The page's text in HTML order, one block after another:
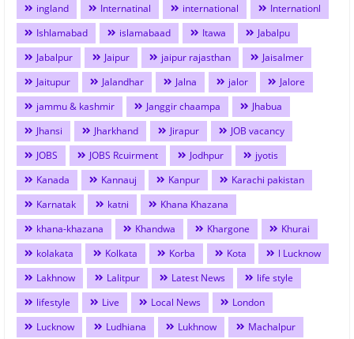
ingland
Internatinal international
Internationl
Ishlamabad
islamabaad Itawa
Jabalpu
Jabalpur
Jaipur jaipur rajasthan
Jaisalmer
Jaitupur
Jalandhar Jalna jalor
Jalore
jammu & kashmir
Janggir chaampa
Jhabua
Jhansi
Jharkhand Jirapur
JOB vacancy
JOBS
JOBS Rcuirment Jodhpur
jyotis
Kanada
Kannauj Kanpur
Karachi pakistan
Karnatak
katni
Khana Khazana
khana-khazana
Khandwa Khargone
Khurai
kolakata
Kolkata Korba Kota
l Lucknow
Lakhnow
Lalitpur Latest News
life style
lifestyle
Live Local News
London
Lucknow
Ludhiana Lukhnow
Machalpur